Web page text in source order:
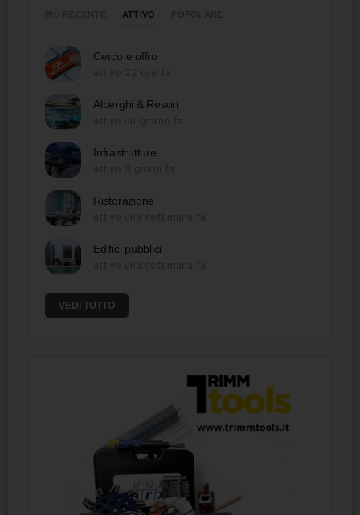
ATTIVO
Cerco e offro
Alberghi & Resort
Infrastrutture
Ristorazione
Edifici pubblici
VEDI TUTTO